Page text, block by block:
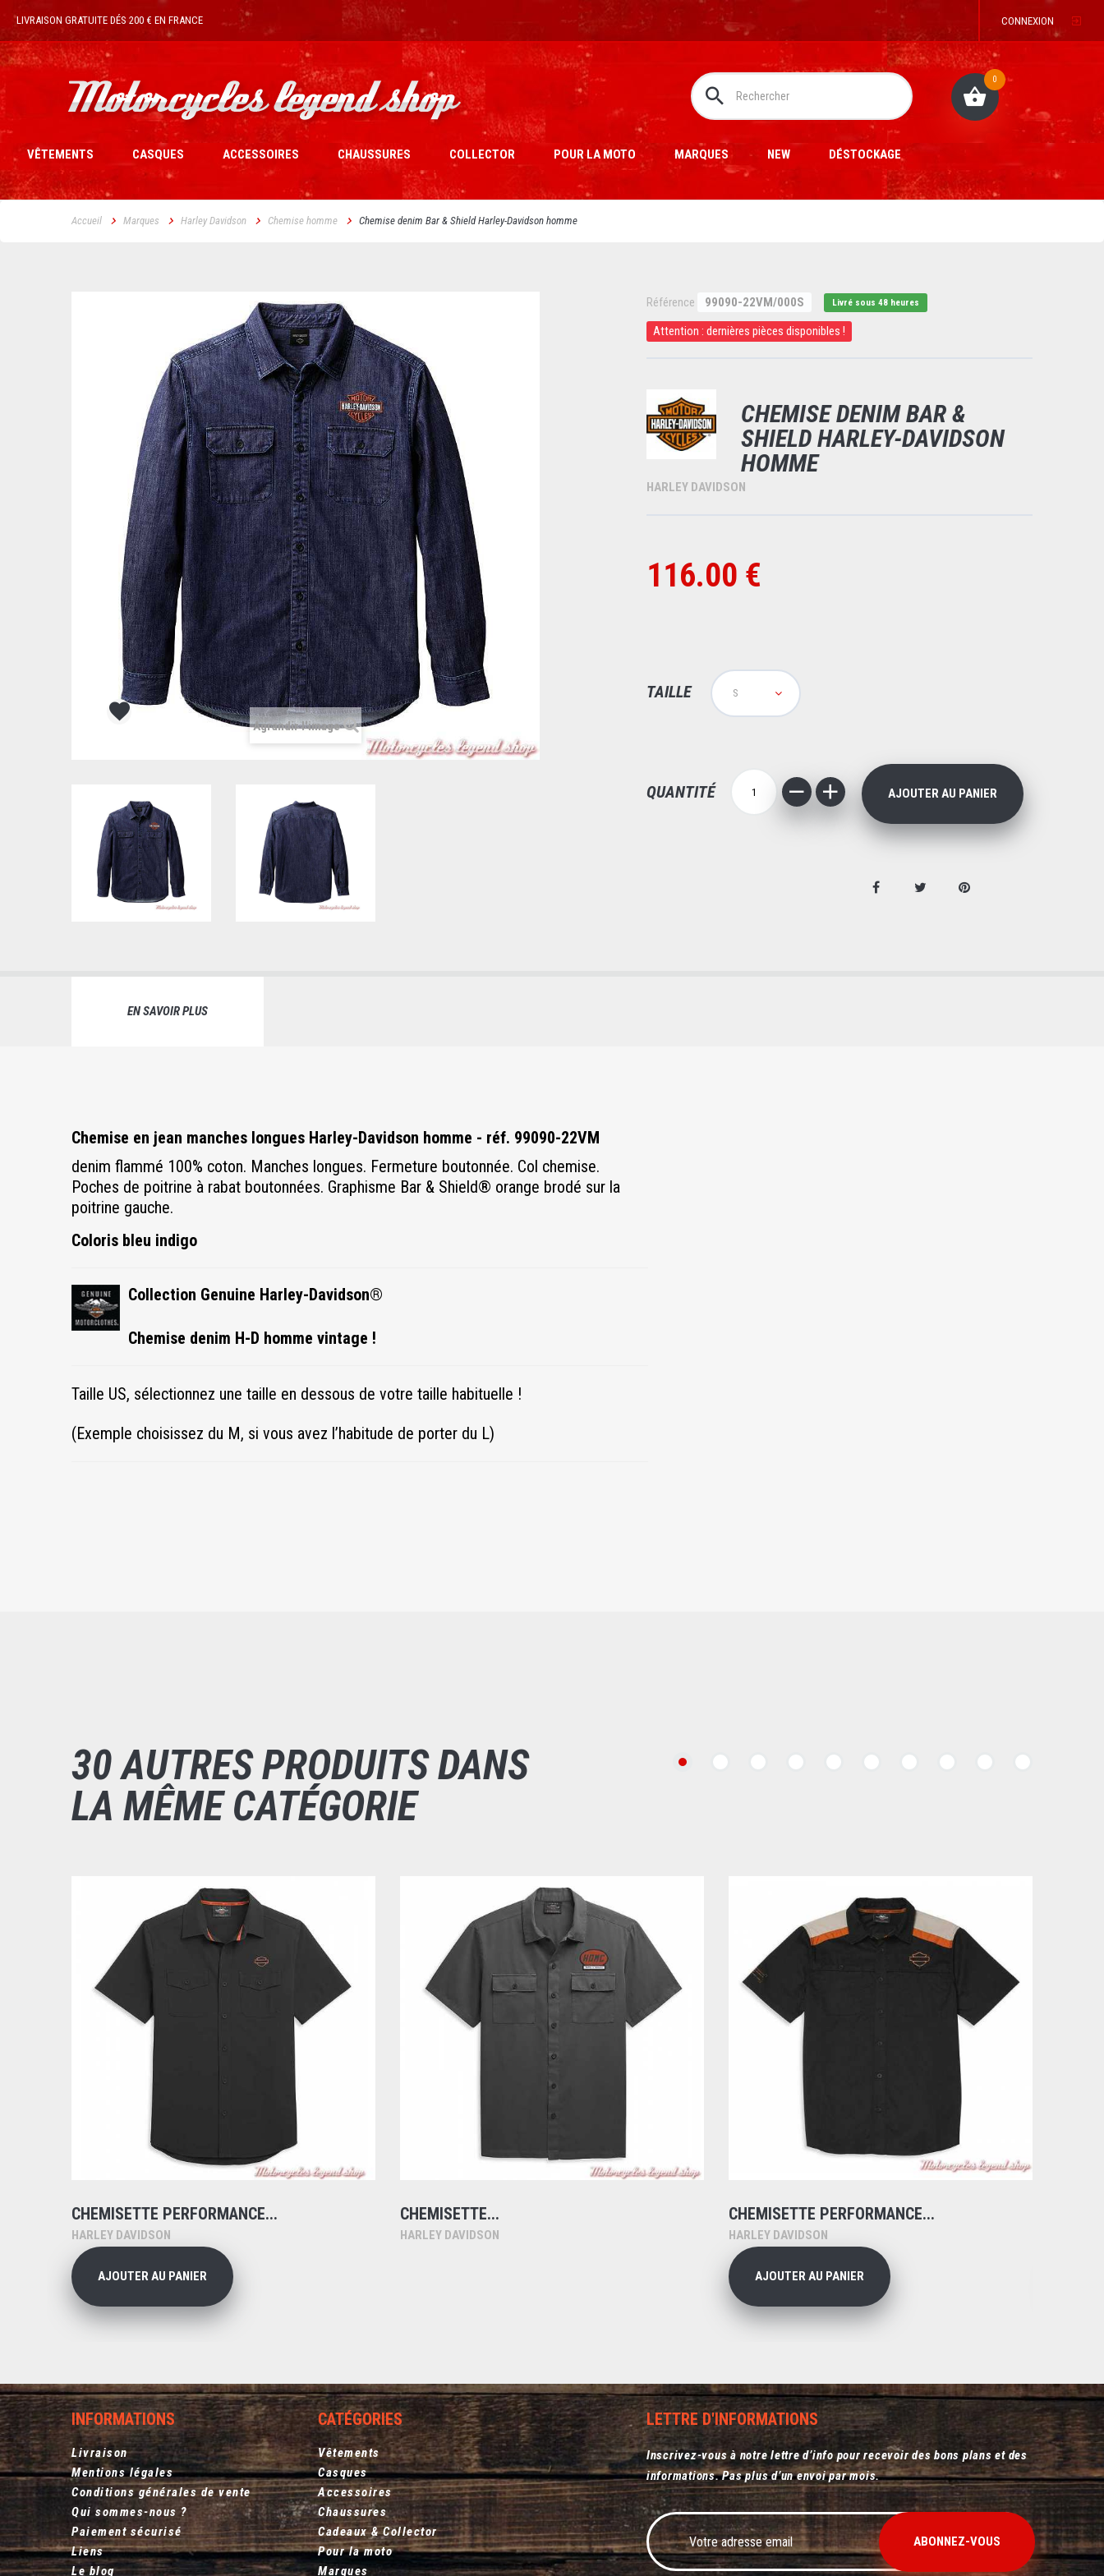
CONNEXION
LIVRAISON GRATUITE DÉS 200 € EN FRANCE
0
VÊTEMENTS CASQUES ACCESSOIRES CHAUSSURES COLLECTOR POUR LA MOTO MARQUES NEW DÉSTOCKAGE
Accueil Marques Harley Davidson Chemise homme Chemise denim Bar & Shield Harley-Davidson homme
Agrandir l'image
Référence 99090-22VM/000S Livré sous 48 heures
Attention : dernières pièces disponibles !
CHEMISE DENIM BAR &
SHIELD HARLEY-DAVIDSON
HOMME
HARLEY DAVIDSON
116.00 €
TAILLE S
QUANTITÉ AJOUTER AU PANIER
EN SAVOIR PLUS
Chemise en jean manches longues Harley-Davidson homme - réf. 99090-22VM
denim flammé 100% coton. Manches longues. Fermeture boutonnée. Col chemise.
Poches de poitrine à rabat boutonnées. Graphisme Bar & Shield® orange brodé sur la
poitrine gauche.
Coloris bleu indigo
Collection Genuine Harley-Davidson®
Chemise denim H-D homme vintage !
Taille US, sélectionnez une taille en dessous de votre taille habituelle !
(Exemple choisissez du M, si vous avez l’habitude de porter du L)
30 AUTRES PRODUITS DANS
LA MÊME CATÉGORIE
CHEMISETTE PERFORMANCE...
HARLEY DAVIDSON
AJOUTER AU PANIER
CHEMISETTE...
HARLEY DAVIDSON
CHEMISETTE PERFORMANCE...
HARLEY DAVIDSON
AJOUTER AU PANIER
INFORMATIONS
Livraison
Mentions légales
Conditions générales de vente
Qui sommes-nous ?
Paiement sécurisé
Liens
Le blog
CATÉGORIES
Vêtements
Casques
Accessoires
Chaussures
Cadeaux & Collector
Pour la moto
Marques
LETTRE D'INFORMATIONS
Inscrivez-vous à notre lettre d’info pour recevoir des bons plans et des
informations. Pas plus d’un envoi par mois.
ABONNEZ-VOUS